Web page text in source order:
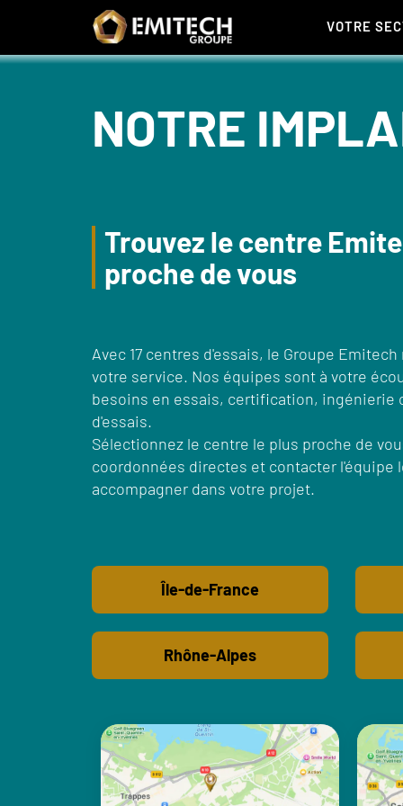
Panneau de gestion des cookies
VOTRE
NOTRE
Trouvez le centre
proche de vous
Avec 17 centres d'essais, le Groupe
votre service. Nos équipes sont à votre
besoins en essais, certification, ingénierie
d'essais.
Sélectionnez le centre le plus proche de
coordonnées directes et contacter l'équipe
accompagner dans votre projet.
Île-de-France
Rhône-Alpes
ILE DE FRANCE
Notre centre de Montigny - Site
des Coudriers